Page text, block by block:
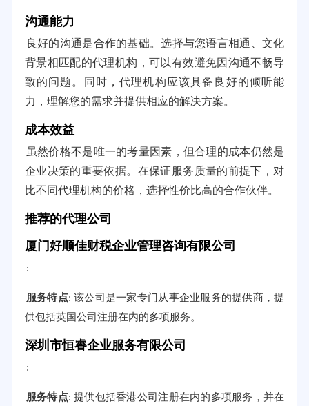
沟通能力
良好的沟通是合作的基础。选择与您语言相通、文化
背景相匹配的代理机构，可以有效避免因沟通不畅导
致的问题。同时，代理机构应该具备良好的倾听能
力，理解您的需求并提供相应的解决方案。
成本效益
虽然价格不是唯一的考量因素，但合理的成本仍然是
企业决策的重要依据。在保证服务质量的前提下，对
比不同代理机构的价格，选择性价比高的合作伙伴。
推荐的代理公司
厦门好顺佳财税企业管理咨询有限公司
:
服务特点: 该公司是一家专门从事企业服务的提供商，提
供包括英国公司注册在内的多项服务。
深圳市恒睿企业服务有限公司
:
服务特点: 提供包括香港公司注册在内的多项服务，并在